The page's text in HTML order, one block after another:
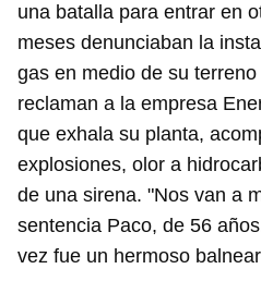
una batalla para entrar en
meses denunciaban la
gas en medio de su
reclaman a la empresa
que exhala su planta,
explosiones, olor a
de una sirena. "Nos van a
sentencia Paco, de 56
vez fue un hermoso